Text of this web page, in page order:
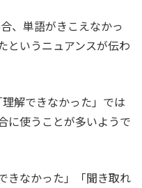
、単語がきこえなかっ
というニュアンスが伝わ
解できなかった」では
に使うことが多いようで
きなかった」「聞き取れ